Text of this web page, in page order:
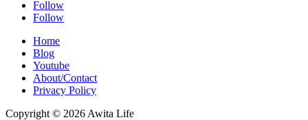
Follow
Follow
Home
Blog
Youtube
About/Contact
Privacy Policy
Copyright © 2026 Awita Life